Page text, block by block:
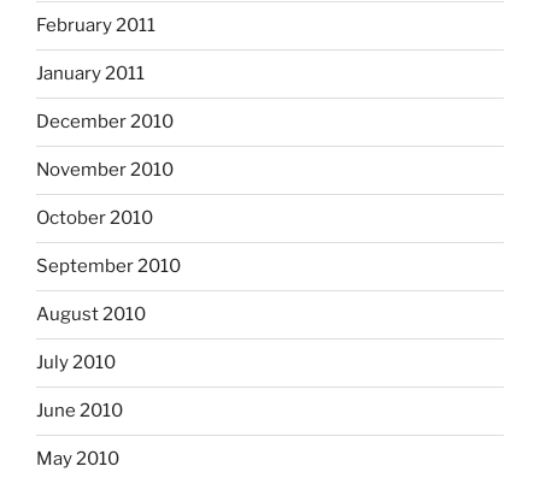
February 2011
January 2011
December 2010
November 2010
October 2010
September 2010
August 2010
July 2010
June 2010
May 2010